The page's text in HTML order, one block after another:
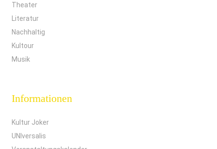
Theater
Literatur
Nachhaltig
Kultour
Musik
Informationen
Kultur Joker
UNIversalis